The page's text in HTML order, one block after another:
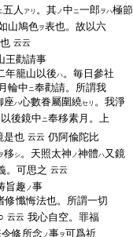
五人 アリ 。其ノ中ニ一郎ヲハ極節
山鳩色ヲ表也。故以六
也 云云
王勸請事
年籠山以後ハ。毎日參社
輪中ニ奉勸請。所謂我
座ハ心數眷屬圍繞セリ 。我淨
後鏡中ニ奉移素月。上
是也 云云 仍阿偸陀比
移シ。天照太神ノ神體ハ又鏡
。可思之 云云
旨趣 ノ事
修懺悔法也。所謂一切
云云 我心自空。罪福
修所念ノ事ヲ可爲祈